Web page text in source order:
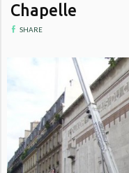
Chapelle
SHARE